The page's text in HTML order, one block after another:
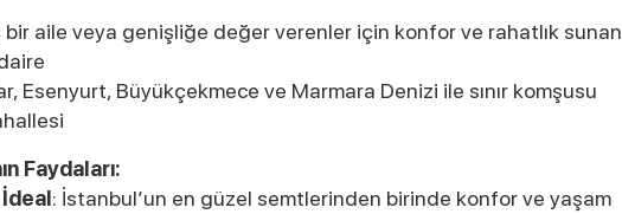
bir aile veya genişliğe değer verenler için konfor ve rahatlık sunan
Esenyurt, Büyükçekmece ve Marmara Denizi ile sınır komşusu
Faydaları:
: İstanbul’un en güzel semtlerinden birinde konfor ve yaşam